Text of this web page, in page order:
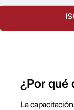
¿Por qué
La